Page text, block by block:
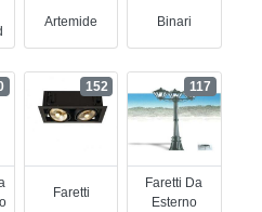
Artemide Binari
Faretti
152
Faretti Da
Esterno
117